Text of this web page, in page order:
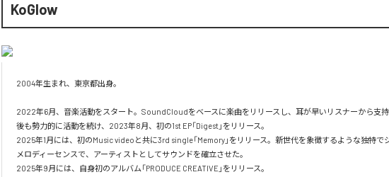
KoGlow
2004年生まれ、東京都出身。
2022年6月、音楽活動をスタート。SoundCloudをベースに楽曲をリリースし、耳が早いリスナーから支
後も勢力的に活動を続け、2023年8月、初の1st EP「Digest」をリリース。
2025年1月には、初のMusic videoと共に3rd single「Memory」をリリース。新世代を象徴するような独特で
メロディーセンスで、アーティストとしてサウンドを確立させた。
2025年9月には、自身初のアルバム「PRODUCE CREATIVE」をリリース。